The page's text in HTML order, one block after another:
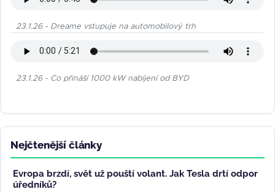
23.1.26 - Dreame vstupuje na automobilový trh
23.1.26 - Co přináší 1000 kW nabíjení od BYD
Nejčtenější články
Evropa brzdí, svět už pouští volant. Jak Tesla drtí odpor
úředníků?